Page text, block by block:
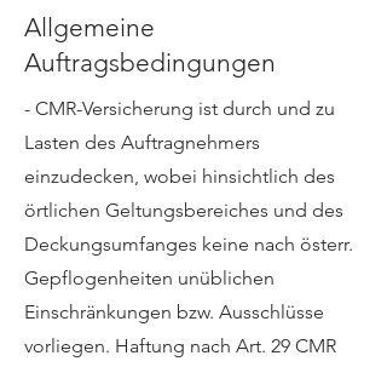
Allgemeine
Auftragsbedingungen
- CMR-Versicherung ist durch und zu
Lasten des Auftragnehmers
einzudecken, wobei hinsichtlich des
örtlichen Geltungsbereiches und des
Deckungsumfanges keine nach österr.
Gepflogenheiten unüblichen
Einschränkungen bzw. Ausschlüsse
vorliegen. Haftung nach Art. 29 CMR